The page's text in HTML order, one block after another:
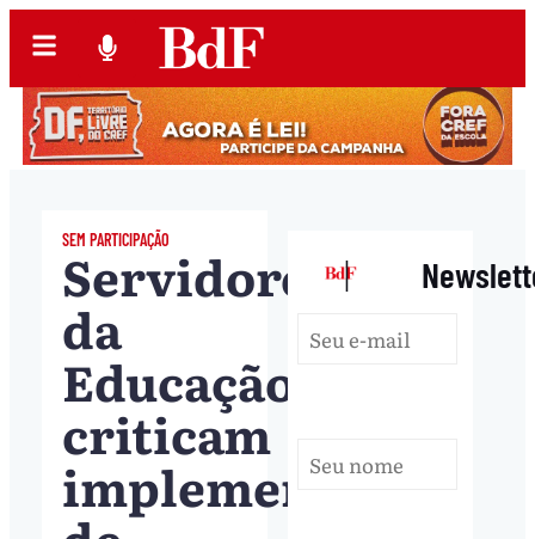
SEM PARTICIPAÇÃO
Servidores
da
Educação
criticam
implementação
|